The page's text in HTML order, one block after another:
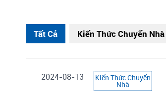
Tất Cả
2024-08-13 Kiến Thức Chuyển
Nhà
Kiến Thức Chuyển Nhà